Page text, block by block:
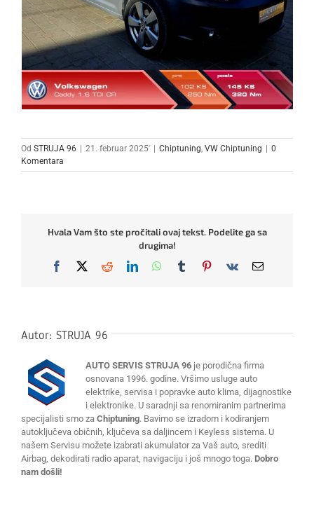
Od STRUJA 96 | 21. februar 2025' | Chiptuning VW Chiptuning | 0
Komentara
Hvala Vam što ste pročitali ovaj tekst. Podelite ga sa
drugima!
Facebook
X RedditLinkedInWhatsApp
TumblrPinterest
Vk Email
Autor: STRUJA 96
AUTO SERVIS STRUJA 96 je porodična firma
osnovana 1996. godine. Vršimo usluge auto
elektrike, servisa i popravke auto klima, dijagnostike
i elektronike. U saradnji sa renomiranim partnerima
specijalisti smo za Chiptuning. Bavimo se izradom i kodiranjem
autoključeva običnih, ključeva sa daljincem i Keyless sistema. U
našem Servisu možete izabrati akumulator za Vaš auto, srediti
Airbag, dekodirati radio aparat, navigaciju i još mnogo toga. Dobro
nam došli!